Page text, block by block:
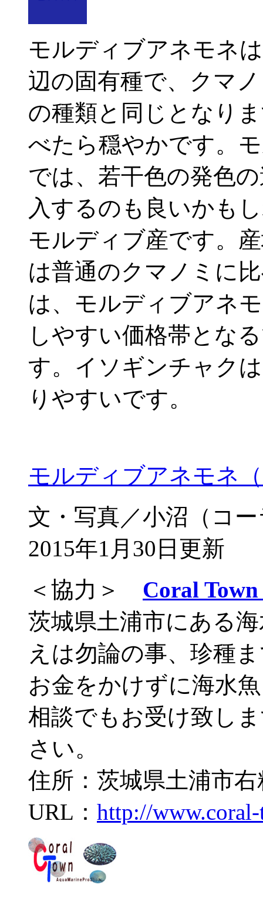
モルディブアネモネ
辺の固有種で、クマ
の種類と同じとなり
べたら穏やかです。
では、若干色の発色
入するのも良いかも
モルディブ産です。
は普通のクマノミに
は、モルディブアネ
しやすい価格帯とな
す。イソギンチャク
りやすいです。
モルディブアネモネ
文・写真／小沼（コ
2015年1月30日更新
＜協力＞ Coral
茨城県土浦市にある
えは勿論の事、珍種
お金をかけずに海水
相談でもお受け致し
さい。
住所：茨城県土浦市右
URL： http://